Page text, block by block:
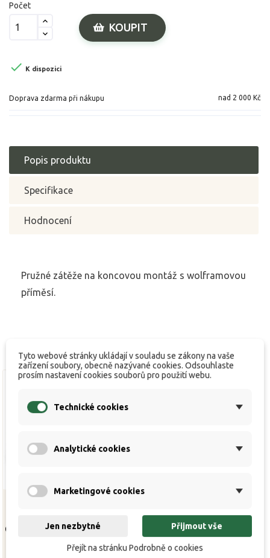
Počet
KOUPIT
 K dispozici
Doprava zdarma při nákupu nad 2 000 Kč
Popis produktu
Specifikace
Hodnocení
Pružné zátěže na koncovou montáž s wolframovou
příměsí.
Carp´R´Us Zátěžové broky
Carp´R´Us Zátěžové broky
Camo Shotz Camo Brown
15g
Tyto webové stránky ukládají v souladu se zákony na vaše
zařízení soubory, obecně nazývané cookies. Odsouhlaste
prosím nastavení cookies souborů pro použití webu.
Technické cookies
Analytické cookies
Marketingové cookies
Jen nezbytné Přijmout vše
Přejít na stránku Podrobně o cookies